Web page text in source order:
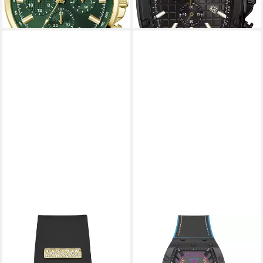
+4
Multifunktionsuhr LADY
FRONTIER W1160L1,
Quarzuhr Catrin
210,50 € UVP229,00 €